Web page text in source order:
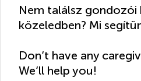
Nem találsz gondozói
közeledben? Mi
Don‘t have any
We‘ll help you!